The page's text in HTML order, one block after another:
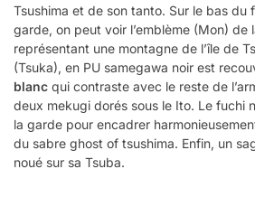
Tsushima et de son tanto. Sur le bas du
garde, on peut voir l’emblème (Mon) de
représentant une montagne de l’île de
(Tsuka), en PU samegawa noir est
blanc qui contraste avec le reste de
deux mekugi dorés sous le Ito. Le fuchi
la garde pour encadrer
du sabre ghost of tsushima. Enfin, un
noué sur sa Tsuba.